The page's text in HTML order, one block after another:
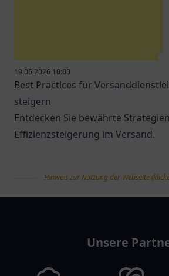
19.05.2026 10:00
Best Practices für
steigern
Entdecken Sie bewährte
Effizienzsteigerung im Versand.
Hinweis zur Nutzung der Webseite
Unsere